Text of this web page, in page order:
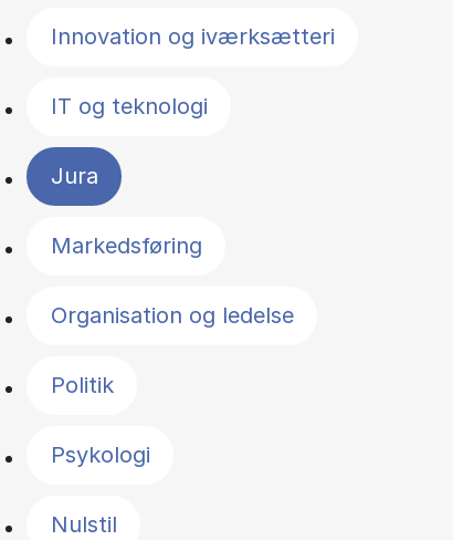
Innovation og iværksætteri
IT og teknologi
Jura
Markedsføring
Organisation og ledelse
Politik
Psykologi
Nulstil